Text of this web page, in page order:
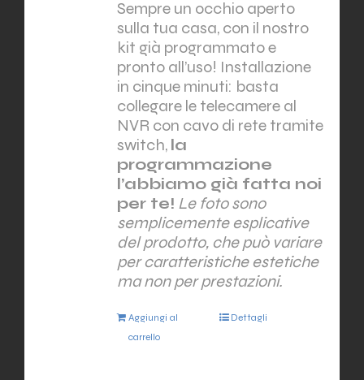
Sempre un occhio aperto
sulla tua casa, con il nostro
kit già programmato e
pronto all’uso! Installazione
in cinque minuti: basta
collegare le telecamere al
NVR con cavo di rete tramite
switch, la
programmazione
l’abbiamo già fatta noi
per te! Le foto sono
semplicemente esplicative
del prodotto, che può variare
per caratteristiche estetiche
ma non per prestazioni.
Aggiungi al
carrello
Dettagli